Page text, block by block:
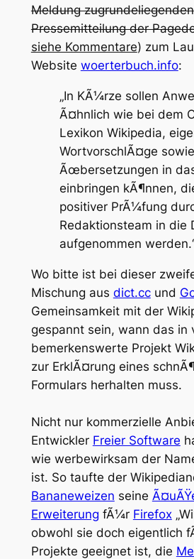
Meldung zugrundeliegenden
Pressemitteilung der
siehe Kommentare) zum
Website woerterbuch.info:
„In KÃ¼rze sollen
Ã¤hnlich wie bei dem
Lexikon Wikipedia,
WortvorschlÃ¤ge sowie
Ãœbersetzungen in
einbringen kÃ¶nnen,
positiver PrÃ¼fung
Redaktionsteam in die
aufgenommen
Wo bitte ist bei dieser
Mischung aus dict.ccund
Gemeinsamkeit mit der
gespannt sein, wann das in
bemerkenswerte Projekt
zur ErklÃ¤rung eines
Formulars herhalten muss.
Nicht nur kommerzielle
Entwickler Freier Software
wie werbewirksam der
ist. So taufte der
Bananeweizen seine
Erweiterung fÃ¼r Firefox
obwohl sie doch eigentlich
Projekte geeignet ist, die